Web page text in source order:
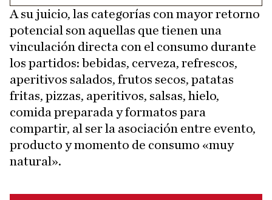
A su juicio, las categorías con mayor retorno
potencial son aquellas que tienen una
vinculación directa con el consumo durante
los partidos: bebidas, cerveza, refrescos,
aperitivos salados, frutos secos, patatas
fritas, pizzas, aperitivos, salsas, hielo,
comida preparada y formatos para
compartir, al ser la asociación entre evento,
producto y momento de consumo «muy
natural».